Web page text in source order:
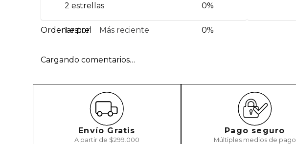
2 estrellas 0%
1 estrella 0%
Más reciente
Cargando comentarios…
Envío Gratis
A partir de $299.000
Pago seguro
Múltiples medios de pago